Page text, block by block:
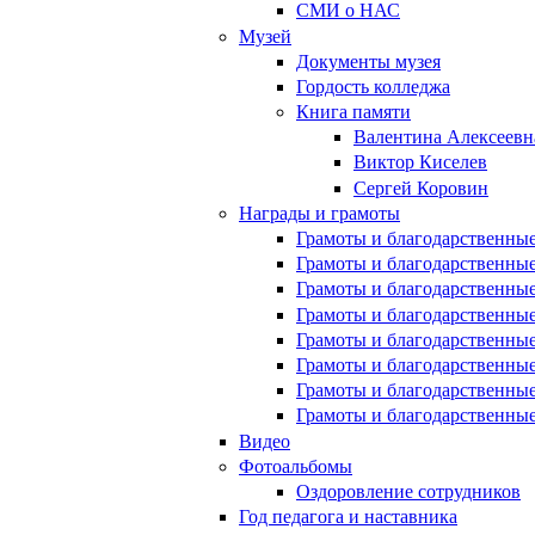
СМИ о НАС
Музей
Документы музея
Гордость колледжа
Книга памяти
Валентина
Виктор Киселев
Сергей Коровин
Награды и грамоты
Грамоты и
Грамоты и
Грамоты и
Грамоты и
Грамоты и
Грамоты и
Грамоты и
Грамоты и
Видео
Фотоальбомы
Оздоровление сотрудников
Год педагога и наставника